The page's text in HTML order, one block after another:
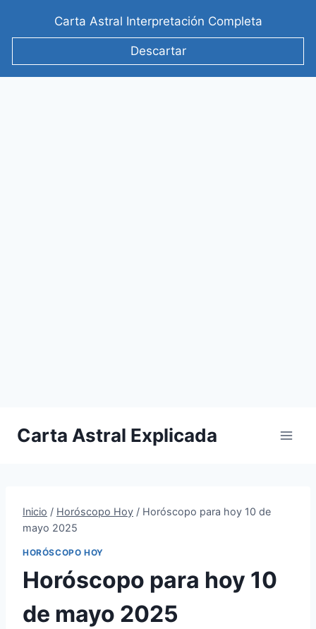
Carta Astral Interpretación Completa
Descartar
Carta Astral Explicada
Inicio / Horóscopo Hoy / Horóscopo para hoy 10 de
mayo 2025
HORÓSCOPO HOY
Horóscopo para hoy 10
de mayo 2025